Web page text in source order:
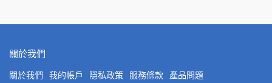
關於我們
關於我們 我的帳戶 隱私政策 服務條款 產品問題